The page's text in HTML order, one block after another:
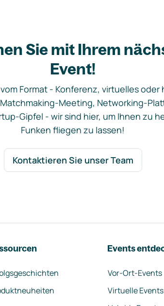
Sie mit Ihrem
Event!
Format - Konferenz, virtuelles oder
Matchmaking-Meeting, Networking-
Gipfel - wir sind hier, um Ihnen zu
Funken fliegen zu lassen!
Kontaktieren Sie unser Team
Events
Vor-Ort-Events
Virtuelle Events